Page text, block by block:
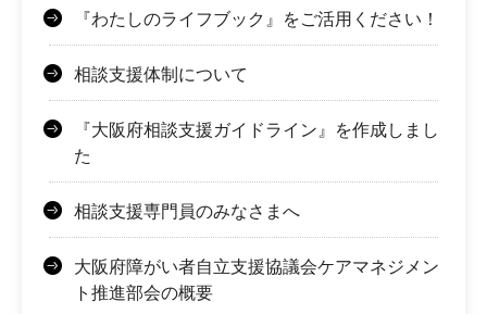
『わたしのライフブック』をご活用ください！
相談支援体制について
『大阪府相談支援ガイドライン』を作成しまし
た
相談支援専門員のみなさまへ
大阪府障がい者自立支援協議会ケアマネジメン
ト推進部会の概要